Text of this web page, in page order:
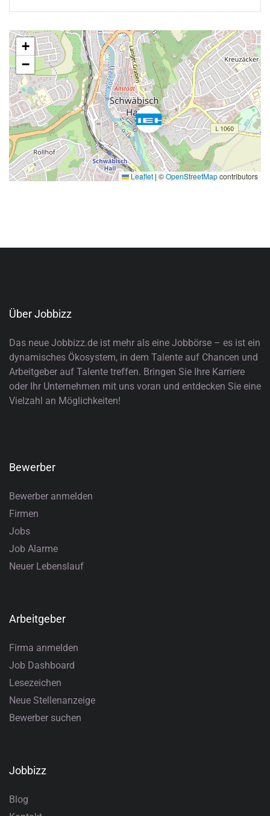
+
−
Leaflet | ©OpenStreetMapcontributors
Über Jobbizz
Das neue Jobbizz.de ist mehr als eine Jobbörse – es ist ein
dynamisches Ökosystem, in dem Talente auf Chancen und
Arbeitgeber auf Talente treffen. Bringen Sie Ihre Karriere
oder Ihr Unternehmen mit uns voran und entdecken Sie eine
Vielzahl an Möglichkeiten!
Bewerber
Bewerber anmelden
Firmen
Jobs
Job Alarme
Neuer Lebenslauf
Arbeitgeber
Firma anmelden
Job Dashboard
Lesezeichen
Neue Stellenanzeige
Bewerber suchen
Jobbizz
Blog